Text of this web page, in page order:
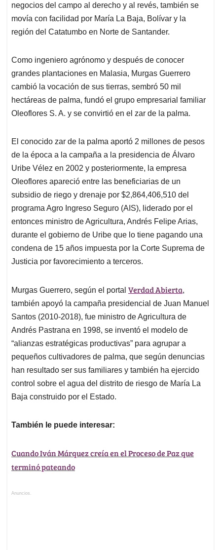
negocios del campo al derecho y al revés, también se
movía con facilidad por María La Baja, Bolívar y la
región del Catatumbo en Norte de Santander.
Como ingeniero agrónomo y después de conocer
grandes plantaciones en Malasia, Murgas Guerrero
cambió la vocación de sus tierras, sembró 50 mil
hectáreas de palma, fundó el grupo empresarial familiar
Oleoflores S. A. y se convirtió en el zar de la palma.
El conocido zar de la palma aportó 2 millones de pesos
de la época a la campaña a la presidencia de Álvaro
Uribe Vélez en 2002 y posteriormente, la empresa
Oleoflores apareció entre las beneficiarias de un
subsidio de riego y drenaje por $2,864,406,510 del
programa Agro Ingreso Seguro (AIS), liderado por el
entonces ministro de Agricultura, Andrés Felipe Arias,
durante el gobierno de Uribe que lo tiene pagando una
condena de 15 años impuesta por la Corte Suprema de
Justicia por favorecimiento a terceros.
Murgas Guerrero, según el portal Verdad Abierta,
también apoyó la campaña presidencial de Juan Manuel
Santos (2010-2018), fue ministro de Agricultura de
Andrés Pastrana en 1998, se inventó el modelo de
“alianzas estratégicas productivas” para agrupar a
pequeños cultivadores de palma, que según denuncias
han resultado ser sus familiares y también ha ejercido
control sobre el agua del distrito de riesgo de María La
Baja construido por el Estado.
También le puede interesar:
Cuando Iván Márquez creía en el Proceso de Paz que
terminó pateando
Anuncios.